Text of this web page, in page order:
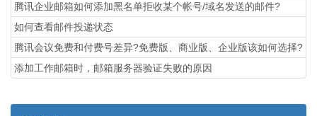
腾讯企业邮箱如何添加黑名单拒收某个帐号/域名发送的邮件?
如何查看邮件投递状态
腾讯会议免费和付费号差异?免费版、商业版、企业版该如何选择?
添加工作邮箱时，邮箱服务器验证失败的原因